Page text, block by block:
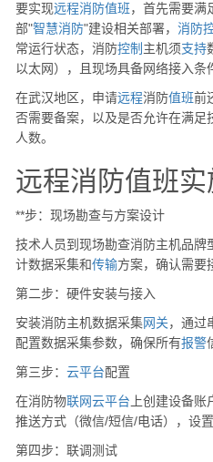
要实现远程消防值班，首先需要满
部"智慧消防"建设相关部署， 消防
常运行状态，消防控制 主机须支持
以太网），且现场具备网络接入条
在武汉地区，申请远程消防值班前
否需要备案，以及是否允许在满
人数。
远程消防值班实
**步：现场勘查与方案设计
技术人员到现场勘查消防主机品
计数据采集和传输方案，确认需要
第二步：硬件安装与接入
安装消防主机数据采集网关，通过
配置数据采集参数，确保所有报警
第三步： 云平台配置
在消防物联网云平台 上创建设备账
推送方式（微信/短信/电话），设
第四步：联调测试